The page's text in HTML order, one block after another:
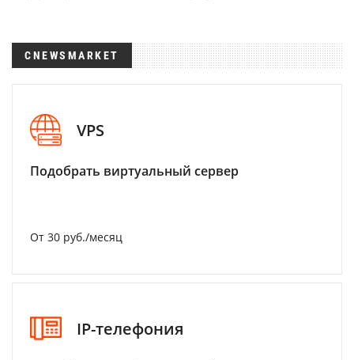
CNEWSMARKET
VPS
Подобрать виртуальный сервер
От 30 руб./месяц
IP-телефония